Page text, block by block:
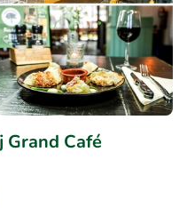
Grand Café